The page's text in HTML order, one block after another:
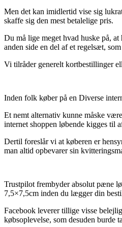
Men det kan imidlertid vise sig
skaffe sig den mest betalelige pris.
Du må lige meget hvad huske på,
anden side en del af et regelsæt,
Vi tilråder generelt kortbestillinger
Inden folk køber på en Diverse
Et nemt alternativ kunne måske
internet shoppen løbende kigges til
Dertil foreslår vi at køberen er
man altid opbevarer sin
Trustpilot frembyder absolut pæne
7,5×7,5cm inden du lægger din
Facebook leverer tillige visse
købsoplevelse, som desuden burde